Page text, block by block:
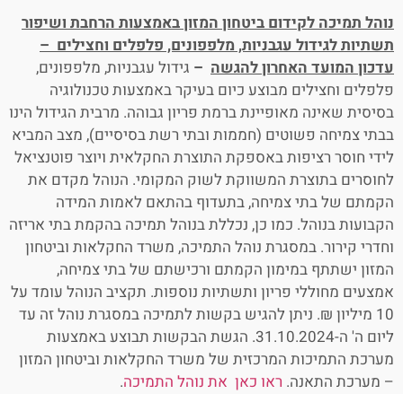
נוהל תמיכה לקידום ביטחון המזון באמצעות הרחבת ושיפור
תשתיות לגידול עגבניות, מלפפונים, פלפלים וחצילים –
עדכון המועד האחרון להגשה – גידול עגבניות, מלפפונים,
פלפלים וחצילים מבוצע כיום בעיקר באמצעות טכנולוגיה
בסיסית שאינה מאופיינת ברמת פריון גבוהה. מרבית הגידול הינו
בבתי צמיחה פשוטים (חממות ובתי רשת בסיסיים), מצב המביא
לידי חוסר רציפות באספקת התוצרת החקלאית ויוצר פוטנציאל
לחוסרים בתוצרת המשווקת לשוק המקומי. הנוהל מקדם את
הקמתם של בתי צמיחה, בתעדוף בהתאם לאמות המידה
הקבועות בנוהל. כמו כן, נכללת בנוהל תמיכה בהקמת בתי אריזה
וחדרי קירור. במסגרת נוהל התמיכה, משרד החקלאות וביטחון
המזון ישתתף במימון הקמתם ורכישתם של בתי צמיחה,
אמצעים מחוללי פריון ותשתיות נוספות. תקציב הנוהל עומד על
10 מיליון ₪. ניתן להגיש בקשות לתמיכה במסגרת נוהל זה עד
ליום ה' ה-31.10.2024. הגשת הבקשות תבוצע באמצעות
מערכת התמיכות המרכזית של משרד החקלאות וביטחון המזון
– מערכת התאנה. ראו כאן את נוהל התמיכה.